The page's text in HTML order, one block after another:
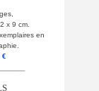
x 9 cm.
en
€